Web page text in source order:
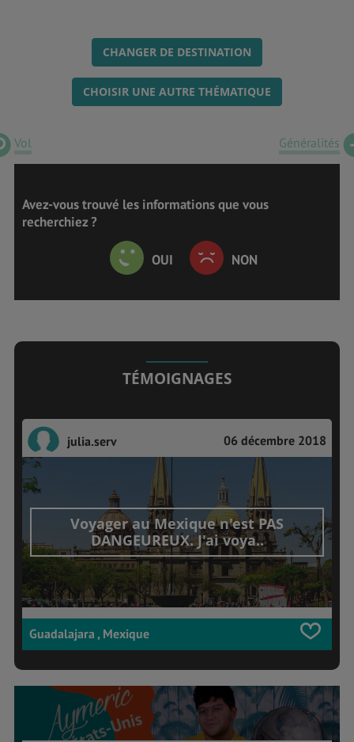
CHANGER DE DESTINATION
CHOISIR UNE AUTRE THÉMATIQUE
Vol Généralités
Avez-vous trouvé les informations que vous
recherchiez ?
OUI NON
TÉMOIGNAGES
julia.serv 06 décembre 2018
Voyager au Mexique n'est PAS
DANGEUREUX. J'ai voya..
Guadalajara , Mexique